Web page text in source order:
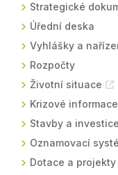
Strategické
Úřední deska
Vyhlášky a
Rozpočty
Životní situace
Krizové informace
Stavby a investice
Oznamovací
Dotace a projekty